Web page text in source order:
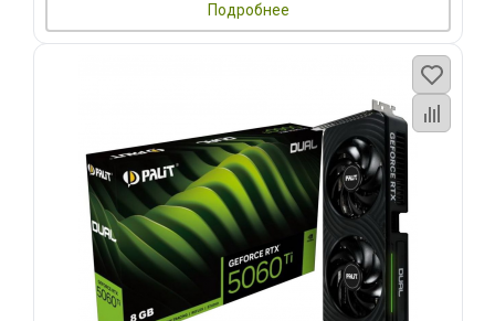
Подробнее